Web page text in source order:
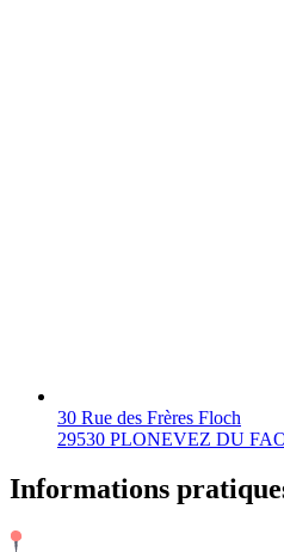
30 Rue des Frères Floch
29530 PLONEVEZ DU
Informations